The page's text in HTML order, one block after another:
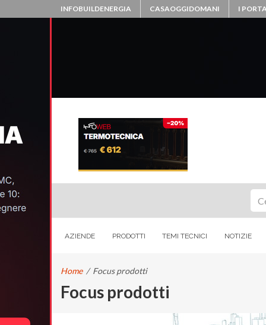
INFOBUILDENERGIA CASAOGGIDOMANI I
AZIENDE PRODOTTI TEMI TECNICI NOTIZIE
Home / Focus prodotti
Focus prodotti